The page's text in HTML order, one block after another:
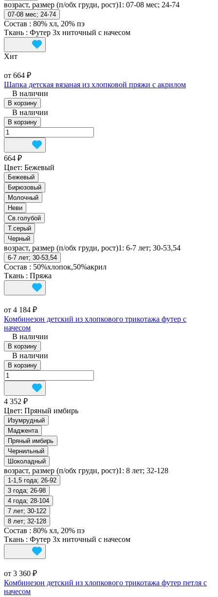
возраст, размер (п/обх груди, рост)1: 07-08 мес; 24-74
07-08 мес; 24-74
Состав : 80% хл, 20% пэ
Ткань : Футер 3х ниточный с начесом
Хит
от 664 ₽
Шапка детская вязаная из хлопковой пряжи с акрилом
В наличии
В корзину
В наличии
В корзину
664 ₽
Цвет: Бежевый
Бежевый
Бирюзовый
Молочный
Неви
Св.голубой
Т.серый
Черный
возраст, размер (п/обх груди, рост)1: 6-7 лет; 30-53,54
6-7 лет; 30-53,54
Состав : 50%хлопок,50%акрил
Ткань : Пряжа
от 4 184 ₽
Комбинезон детский из хлопкового трикотажа футер с
начесом
В наличии
В корзину
В наличии
В корзину
4 352 ₽
Цвет: Пряный имбирь
Изумрудный
Маджента
Пряный имбирь
Чернильный
Шоколадный
возраст, размер (п/обх груди, рост)1: 8 лет; 32-128
1-1,5 года; 26-92
3 года; 26-98
4 года; 28-104
7 лет; 30-122
8 лет; 32-128
Состав : 80% хл, 20% пэ
Ткань : Футер 3х ниточный с начесом
от 3 360 ₽
Комбинезон детский из хлопкового трикотажа футер петля с
начесом